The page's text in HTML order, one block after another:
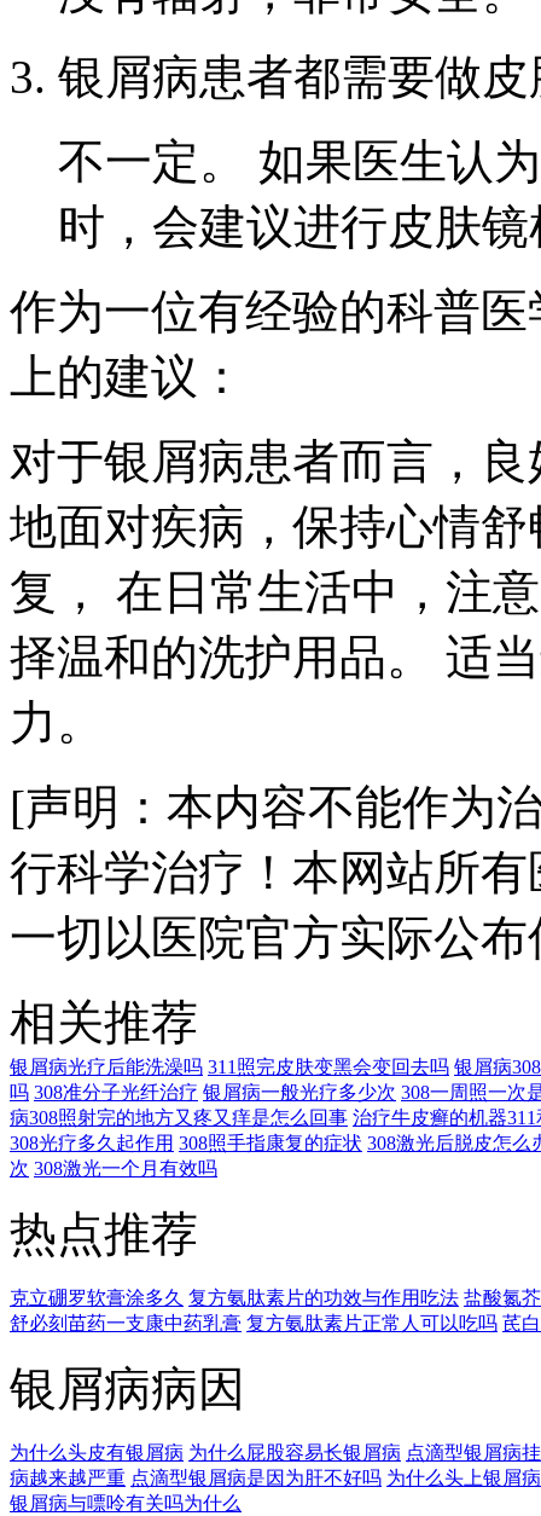
银屑病患者都需要做
不一定。 如果医生认
时，会建议进行皮肤
作为一位有经验的科普
上的建议：
对于银屑病患者而言，
地面对疾病，保持心情
复， 在日常生活中，注
择温和的洗护用品。 适
力。
[声明：本内容不能作为
行科学治疗！本网站所
一切以医院官方实际公
相关推荐
银屑病光疗后能洗澡吗 311照完皮肤变黑会变回去吗 银屑病
吗 308准分子光纤治疗 银屑病一般光疗多少次 308一周照一次
病308照射完的地方又疼又痒是怎么回事 治疗牛皮癣的机器
308光疗多久起作用 308照手指康复的症状 308激光后脱皮怎么
次 308激光一个月有效吗
热点推荐
克立硼罗软膏涂多久 复方氨肽素片的功效与作用吃法 盐酸氮
舒必刻苗药一支康中药乳膏 复方氨肽素片正常人可以吃吗 芪
银屑病病因
为什么头皮有银屑病 为什么屁股容易长银屑病 点滴型银屑病
病越来越严重 点滴型银屑病是因为肝不好吗 为什么头上银屑
银屑病与嘌呤有关吗为什么